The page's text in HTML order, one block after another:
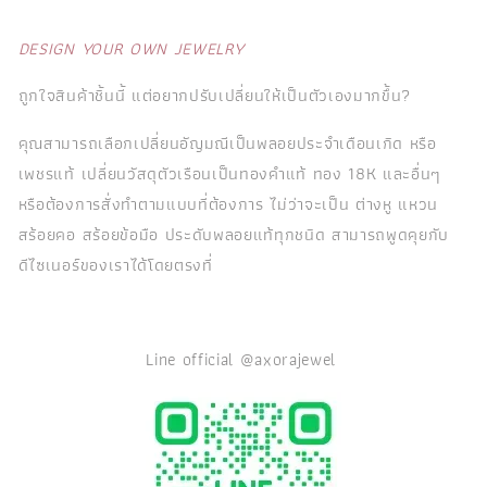
DESIGN YOUR OWN JEWELRY
ถูกใจสินค้าชิ้นนี้ แต่อยากปรับเปลี่ยนให้เป็นตัวเองมากขึ้น?
คุณสามารถเลือกเปลี่ยนอัญมณีเป็นพลอยประจำเดือนเกิด หรือ
เพชรแท้ เปลี่ยนวัสดุตัวเรือนเป็นทองคำแท้ ทอง 18K และอื่นๆ
หรือต้องการสั่งทำตามแบบที่ต้องการ ไม่ว่าจะเป็น ต่างหู แหวน
สร้อยคอ สร้อยข้อมือ ประดับพลอยแท้ทุกชนิด สามารถพูดคุยกับ
ดีไซเนอร์ของเราได้โดยตรงที่
Line official @axorajewel